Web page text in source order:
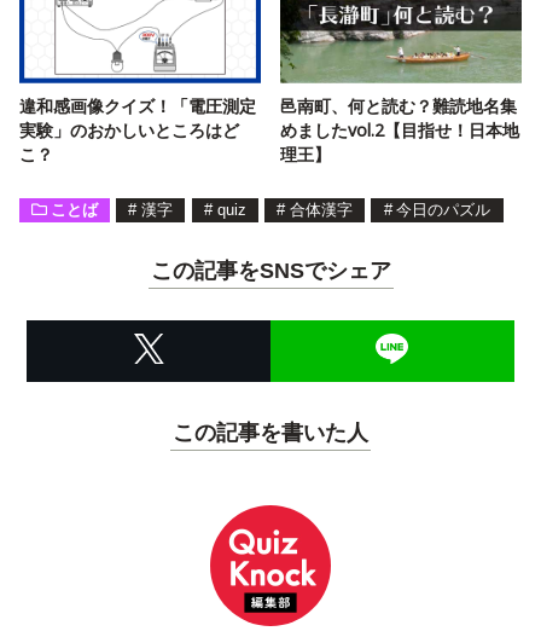
違和感画像クイズ！「電圧測定
実験」のおかしいところはど
こ？
邑南町、何と読む？難読地名集
めましたvol.2【目指せ！日本地
理王】
ことば # 漢字 # quiz # 合体漢字 # 今日のパズル
この記事をSNSでシェア
この記事を書いた人